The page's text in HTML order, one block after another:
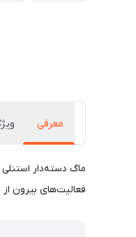
معرفی
فعالیت‌های بیرون